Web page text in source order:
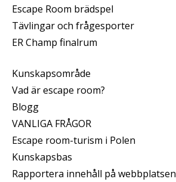
Escape Room brädspel
Tävlingar och frågesporter
ER Champ finalrum
Kunskapsområde
Vad är escape room?
Blogg
VANLIGA FRÅGOR
Escape room-turism i Polen
Kunskapsbas
Rapportera innehåll på webbplatsen